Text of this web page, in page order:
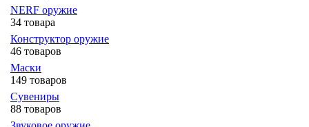
NERF оружие
34 товара
Конструктор оружие
46 товаров
Маски
149 товаров
Сувениры
88 товаров